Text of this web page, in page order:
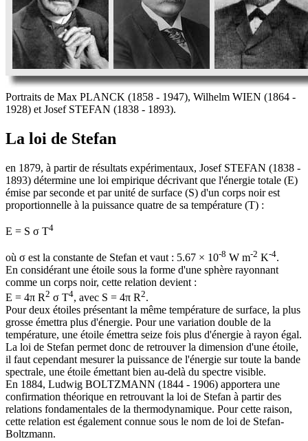
Portraits de Max PLANCK (1858 - 1947), Wilhelm WIEN (1864 -
1928) et Josef STEFAN (1838 - 1893).
La loi de Stefan
en 1879, à partir de résultats expérimentaux, Josef STEFAN (1838 -
1893) détermine une loi empirique décrivant que l'énergie totale (E)
émise par seconde et par unité de surface (S) d'un corps noir est
proportionnelle à la puissance quatre de sa température (T) :
E = S σ T4
où σ est la constante de Stefan et vaut : 5.67 × 10-8 W m-2 K-4.
En considérant une étoile sous la forme d'une sphère rayonnant
comme un corps noir, cette relation devient :
E = 4π R2 σ T4, avec S = 4π R2.
Pour deux étoiles présentant la même température de surface, la plus
grosse émettra plus d'énergie. Pour une variation double de la
température, une étoile émettra seize fois plus d'énergie à rayon égal.
La loi de Stefan permet donc de retrouver la dimension d'une étoile,
il faut cependant mesurer la puissance de l'énergie sur toute la bande
spectrale, une étoile émettant bien au-delà du spectre visible.
En 1884, Ludwig BOLTZMANN (1844 - 1906) apportera une
confirmation théorique en retrouvant la loi de Stefan à partir des
relations fondamentales de la thermodynamique. Pour cette raison,
cette relation est également connue sous le nom de loi de Stefan-
Boltzmann.